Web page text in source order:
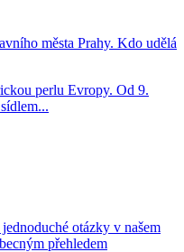
města Prahy. Kdo udělá
perlu Evropy. Od 9.
otázky v našem
přehledem